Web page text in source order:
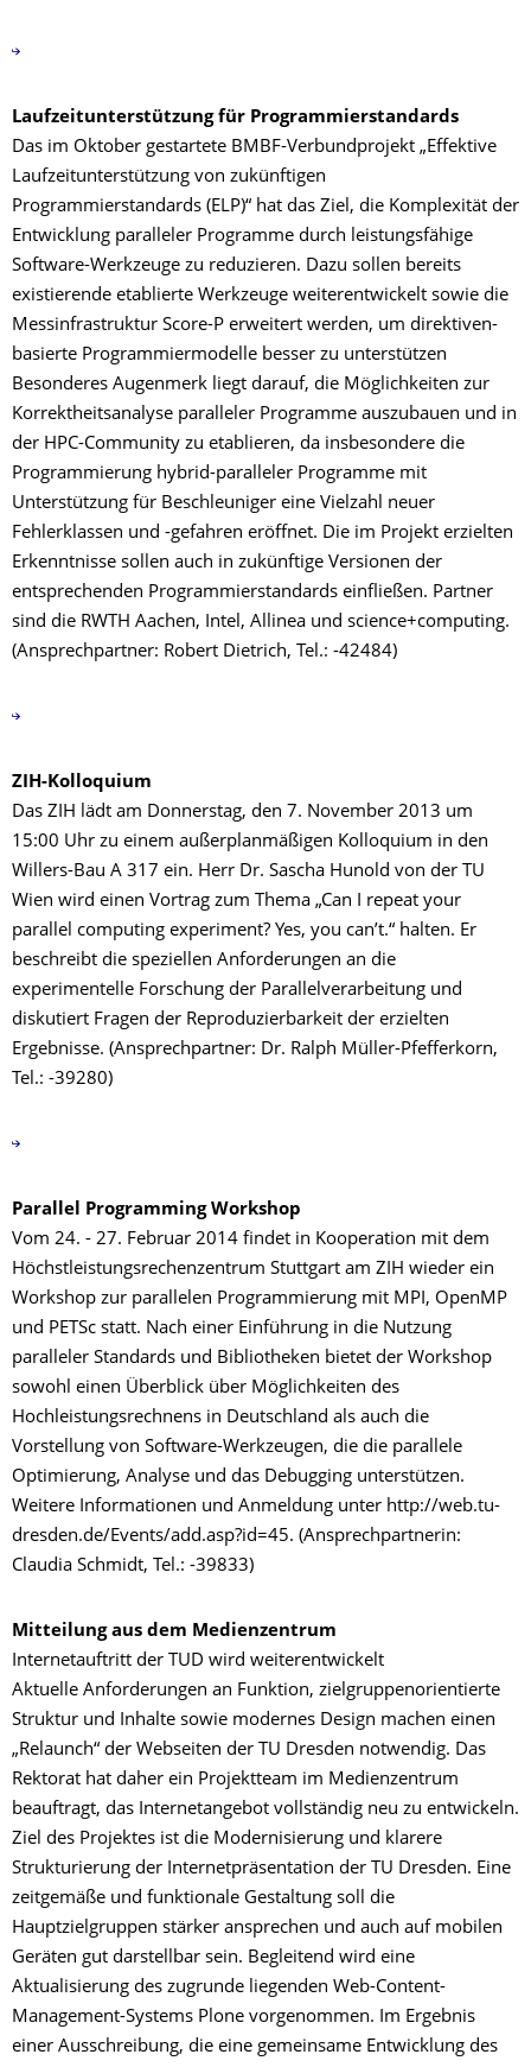
Laufzeitunterstützung für Programmierstandards
Das im Oktober gestartete BMBF-Verbundprojekt „Effektive
Laufzeitunterstützung von zukünftigen
Programmierstandards (ELP)“ hat das Ziel, die Komplexität der
Entwicklung paralleler Programme durch leistungsfähige
Software-Werkzeuge zu reduzieren. Dazu sollen bereits
existierende etablierte Werkzeuge weiterentwickelt sowie die
Messinfrastruktur Score-P erweitert werden, um direktiven-
basierte Programmiermodelle besser zu unterstützen
Besonderes Augenmerk liegt darauf, die Möglichkeiten zur
Korrektheitsanalyse paralleler Programme auszubauen und in
der HPC-Community zu etablieren, da insbesondere die
Programmierung hybrid-paralleler Programme mit
Unterstützung für Beschleuniger eine Vielzahl neuer
Fehlerklassen und -gefahren eröffnet. Die im Projekt erzielten
Erkenntnisse sollen auch in zukünftige Versionen der
entsprechenden Programmierstandards einfließen. Partner
sind die RWTH Aachen, Intel, Allinea und science+computing.
(Ansprechpartner: Robert Dietrich, Tel.: -42484)
ZIH-Kolloquium
Das ZIH lädt am Donnerstag, den 7. November 2013 um
15:00 Uhr zu einem außerplanmäßigen Kolloquium in den
Willers-Bau A 317 ein. Herr Dr. Sascha Hunold von der TU
Wien wird einen Vortrag zum Thema „Can I repeat your
parallel computing experiment? Yes, you can’t.“ halten. Er
beschreibt die speziellen Anforderungen an die
experimentelle Forschung der Parallelverarbeitung und
diskutiert Fragen der Reproduzierbarkeit der erzielten
Ergebnisse. (Ansprechpartner: Dr. Ralph Müller-Pfefferkorn,
Tel.: -39280)
Parallel Programming Workshop
Vom 24. - 27. Februar 2014 findet in Kooperation mit dem
Höchstleistungsrechenzentrum Stuttgart am ZIH wieder ein
Workshop zur parallelen Programmierung mit MPI, OpenMP
und PETSc statt. Nach einer Einführung in die Nutzung
paralleler Standards und Bibliotheken bietet der Workshop
sowohl einen Überblick über Möglichkeiten des
Hochleistungsrechnens in Deutschland als auch die
Vorstellung von Software-Werkzeugen, die die parallele
Optimierung, Analyse und das Debugging unterstützen.
Weitere Informationen und Anmeldung unter http://web.tu-
dresden.de/Events/add.asp?id=45. (Ansprechpartnerin:
Claudia Schmidt, Tel.: -39833)
Mitteilung aus dem Medienzentrum
Internetauftritt der TUD wird weiterentwickelt
Aktuelle Anforderungen an Funktion, zielgruppenorientierte
Struktur und Inhalte sowie modernes Design machen einen
„Relaunch“ der Webseiten der TU Dresden notwendig. Das
Rektorat hat daher ein Projektteam im Medienzentrum
beauftragt, das Internetangebot vollständig neu zu entwickeln.
Ziel des Projektes ist die Modernisierung und klarere
Strukturierung der Internetpräsentation der TU Dresden. Eine
zeitgemäße und funktionale Gestaltung soll die
Hauptzielgruppen stärker ansprechen und auch auf mobilen
Geräten gut darstellbar sein. Begleitend wird eine
Aktualisierung des zugrunde liegenden Web-Content-
Management-Systems Plone vorgenommen. Im Ergebnis
einer Ausschreibung, die eine gemeinsame Entwicklung des